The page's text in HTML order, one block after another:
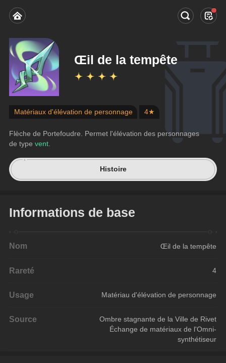
Œil de la tempête
Matériaux d'élévation de personnage 4★
Flèche de Portefoudre. Permet l'élévation des personnages
de type vent
Histoire
Informations de base
Nom Œil de la tempête
Rareté 4
Usage Matériau d'élévation de personnage
Source
Ombre stagnante de la Ville de Rivet
Échange de matériaux de l'Omni-
synthétiseur